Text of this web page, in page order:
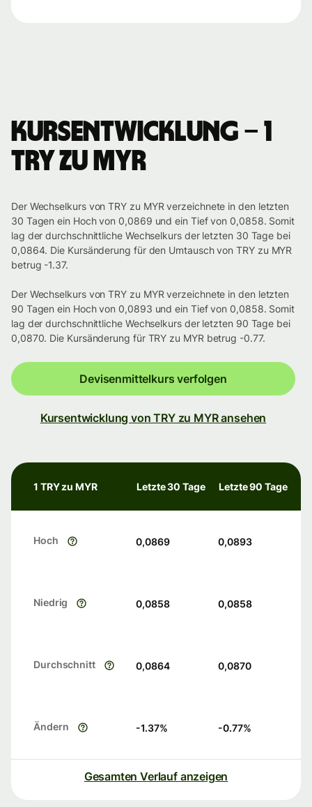
Kursentwicklung – 1
TRY zu MYR
Der Wechselkurs von TRY zu MYR verzeichnete in den letzten
30 Tagen ein Hoch von 0,0869 und ein Tief von 0,0858. Somit
lag der durchschnittliche Wechselkurs der letzten 30 Tage bei
0,0864. Die Kursänderung für den Umtausch von TRY zu MYR
betrug -1.37.
Der Wechselkurs von TRY zu MYR verzeichnete in den letzten
90 Tagen ein Hoch von 0,0893 und ein Tief von 0,0858. Somit
lag der durchschnittliche Wechselkurs der letzten 90 Tage bei
0,0870. Die Kursänderung für TRY zu MYR betrug -0.77.
Devisenmittelkurs verfolgen
Kursentwicklung von TRY zu MYR ansehen
1 TRY zu MYR Letzte 30 Tage Letzte 90 Tage
Hoch 0,0869 0,0893
Niedrig 0,0858 0,0858
Durchschnitt 0,0864 0,0870
Ändern -1.37% -0.77%
Gesamten Verlauf anzeigen